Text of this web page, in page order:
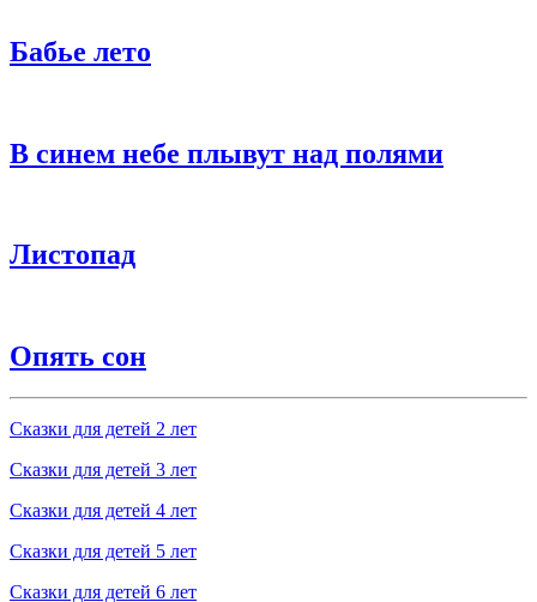
Бабье лето
В синем небе плывут над полями
Листопад
Опять сон
Сказки для детей 2 лет
Сказки для детей 3 лет
Сказки для детей 4 лет
Сказки для детей 5 лет
Сказки для детей 6 лет